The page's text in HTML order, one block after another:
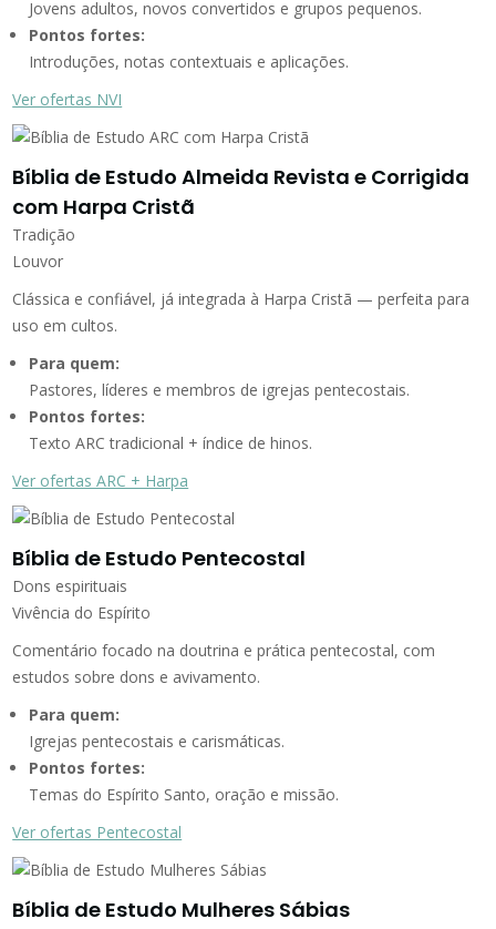
Jovens adultos, novos convertidos e grupos pequenos.
Pontos fortes:
Introduções, notas contextuais e aplicações.
Ver ofertas NVI
Bíblia de Estudo Almeida Revista e Corrigida
com Harpa Cristã
Tradição
Louvor
Clássica e confiável, já integrada à Harpa Cristã — perfeita para
uso em cultos.
Para quem:
Pastores, líderes e membros de igrejas pentecostais.
Pontos fortes:
Texto ARC tradicional + índice de hinos.
Ver ofertas ARC + Harpa
Bíblia de Estudo Pentecostal
Dons espirituais
Vivência do Espírito
Comentário focado na doutrina e prática pentecostal, com
estudos sobre dons e avivamento.
Para quem:
Igrejas pentecostais e carismáticas.
Pontos fortes:
Temas do Espírito Santo, oração e missão.
Ver ofertas Pentecostal
Bíblia de Estudo Mulheres Sábias